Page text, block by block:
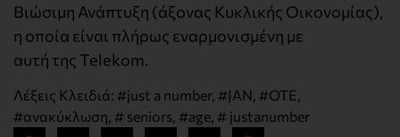
Βιώσιμη Ανάπτυξη (άξονας Κυκλικής Οικονομίας),
η οποία είναι πλήρως εναρμονισμένη με
αυτή της Telekom.
Λέξεις Κλειδιά: #just a number, #JAN, #OTE,
#ανακύκλωση, # seniors, #age, # justanumber